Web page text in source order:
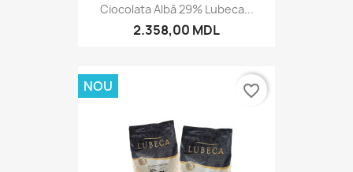
Ciocolata Albă 29% Lubeca...
2.358,00 MDL
NOU favorite_border